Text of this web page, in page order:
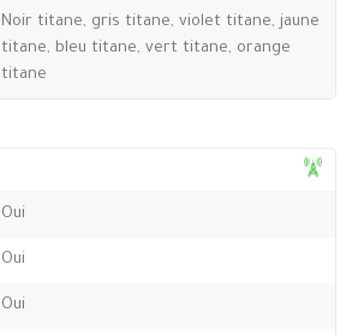
Noir titane, gris titane, violet titane, jaune
titane, bleu titane, vert titane, orange
titane
Oui
Oui
Oui